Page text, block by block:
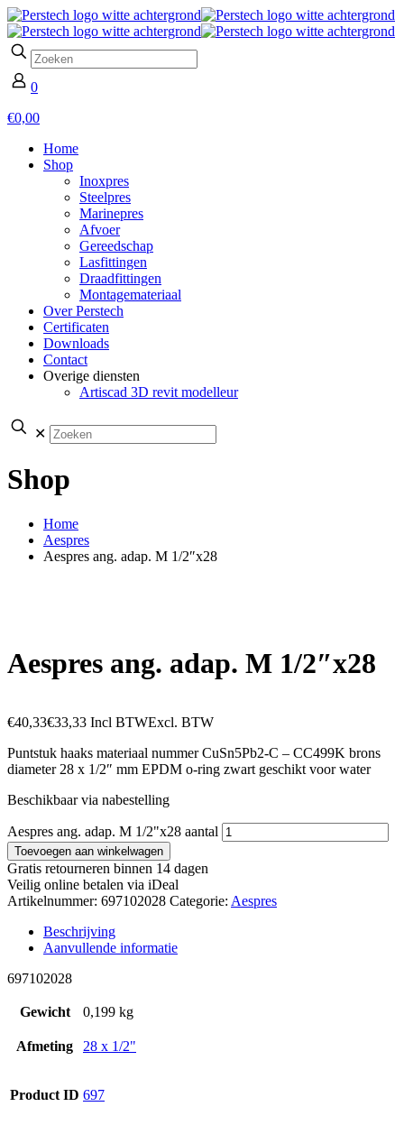
0
€0,00
Home
Shop
Inoxpres
Steelpres
Marinepres
Afvoer
Gereedschap
Lasfittingen
Draadfittingen
Montagemateriaal
Over Perstech
Certificaten
Downloads
Contact
Overige diensten
Artiscad 3D revit modelleur
✕
Shop
Home
Aespres
Aespres ang. adap. M 1/2″x28
Aespres ang. adap. M 1/2″x28
€40,33€33,33 Incl BTWExcl. BTW
Puntstuk haaks materiaal nummer CuSn5Pb2-C – CC499K brons
diameter 28 x 1/2″ mm EPDM o-ring zwart geschikt voor water
Beschikbaar via nabestelling
Aespres ang. adap. M 1/2"x28 aantal
Toevoegen aan winkelwagen
Gratis retourneren binnen 14 dagen
Veilig online betalen via iDeal
Artikelnummer: 697102028 Categorie: Aespres
Beschrijving
Aanvullende informatie
697102028
Gewicht 0,199 kg
Afmeting 28 x 1/2"
Product ID 697